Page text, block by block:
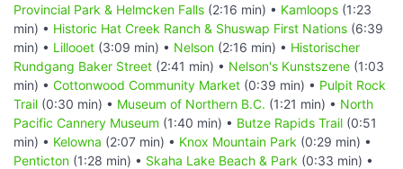
Provincial Park & Helmcken Falls (2:16 min) • Kamloops (1:23
min) • Historic Hat Creek Ranch & Shuswap First Nations (6:39
min) • Lillooet (3:09 min) • Nelson (2:16 min) • Historischer
Rundgang Baker Street (2:41 min) • Nelson's Kunstszene (1:03
min) • Cottonwood Community Market (0:39 min) • Pulpit Rock
Trail (0:30 min) • Museum of Northern B.C. (1:21 min) • North
Pacific Cannery Museum (1:40 min) • Butze Rapids Trail (0:51
min) • Kelowna (2:07 min) • Knox Mountain Park (0:29 min) •
Penticton (1:28 min) • Skaha Lake Beach & Park (0:33 min) •